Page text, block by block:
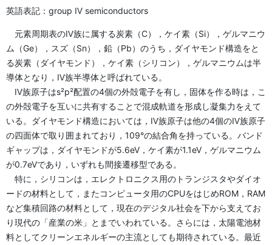
英語表記：group Ⅳ semiconductors
元素周期表のⅣ族に属する炭素（C），ケイ素（Si），ゲルマニウ
ム（Ge），スズ（Sn），鉛（Pb）のうち，ダイヤモンド構造をと
る炭素（ダイヤモンド），ケイ素（シリコン），ゲルマニウムは半
導体となり，Ⅳ族半導体と呼ばれている。
Ⅳ族原子はs²p²配置の4個の外殻電子を有し，固体を作る時は，こ
の外殻電子を互いに共有することで混成軌道を形成し凝集力をえて
いる。ダイヤモンド構造においては，Ⅳ族原子は他の4個のⅣ族原子
の四面体で取り囲まれており，109°の結合角を持っている。バンド
ギャップは，ダイヤモンドが5.6eV，ケイ素が1.1eV，ゲルマニウム
が0.7eVであり，いずれも間接遷移型である。
特に，シリコンは，エレクトロニクス用のトランジスタやダイオ
ードの材料として，またコンピュータ用のCPUをはじめROM，RAM
など集積回路の材料として，現在のデジタル社会を下から支えてお
り現代の「産業の米」とまでいわれている。さらには，太陽電池材
料としてクリーンエネルギーの主流としても期待されている。最近